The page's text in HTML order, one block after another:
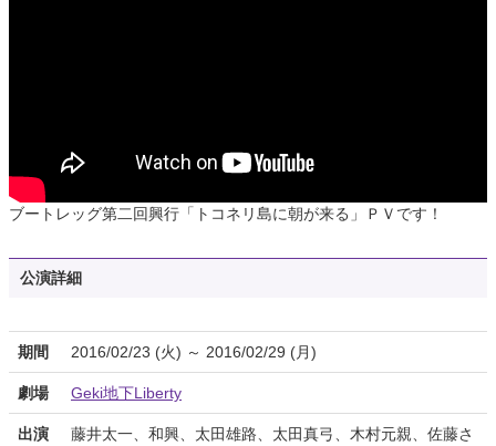
ブートレッグ第二回興行「トコネリ島に朝が来る」ＰＶです！
公演詳細
期間 2016/02/23 (火) ～ 2016/02/29 (月)
劇場 Geki地下Liberty
出演
藤井太一、和興、太田雄路、太田真弓、木村元親、佐藤さ